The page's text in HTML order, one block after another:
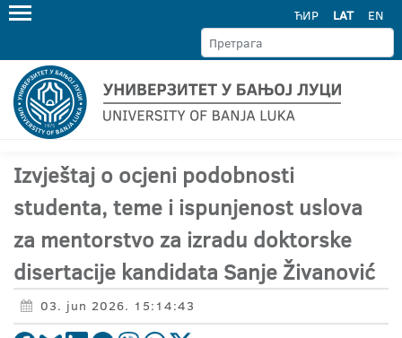
ЋИР LAT EN
Izvještaj o ocjeni podobnosti
studenta, teme i ispunjenost uslova
za mentorstvo za izradu doktorske
disertacije kandidata Sanje Živanović
03. jun 2026. 15:14:43